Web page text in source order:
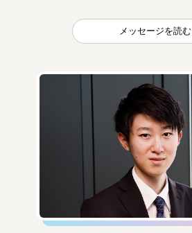
メッセージを読む